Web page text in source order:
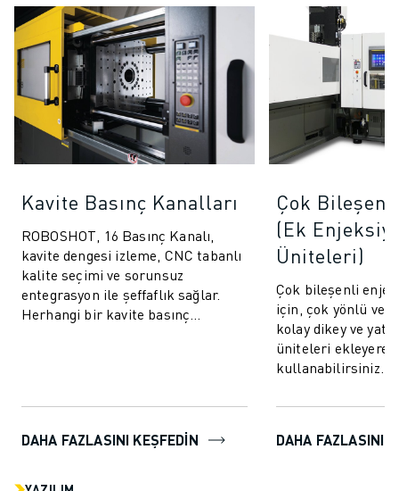
Kavite Basınç Kanalları
ROBOSHOT, 16 Basınç Kanalı,
kavite dengesi izleme, CNC tabanlı
kalite seçimi ve sorunsuz
entegrasyon ile şeffaflık sağlar.
Herhangi bir kavite basınç
DAHA FAZLASINI KEŞFEDIN
Çok
(Ek
Üniteleri)
Çok bileşenli
için, çok yönlü ve
kolay dikey ve
üniteleri ekleyerek
kullanabilirsiniz.
bileşen...
DAHA FAZLASINI